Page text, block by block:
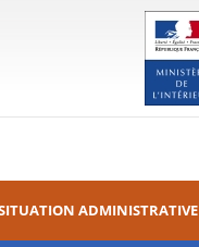
ADMINISTRATIVE